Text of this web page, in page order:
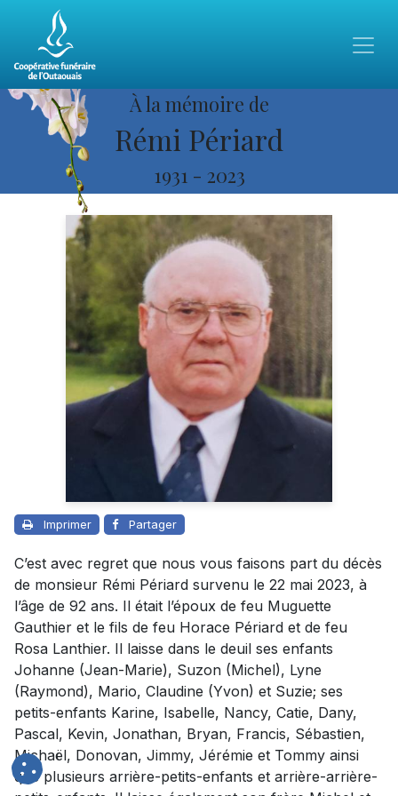
À la mémoire de
Rémi Périard
1931 - 2023
Imprimer Partager
C’est avec regret que nous vous faisons part du décès
de monsieur Rémi Périard survenu le 22 mai 2023, à
l’âge de 92 ans. Il était l’époux de feu Muguette
Gauthier et le fils de feu Horace Périard et de feu
Rosa Lanthier. Il laisse dans le deuil ses enfants
Johanne (Jean-Marie), Suzon (Michel), Lyne
(Raymond), Mario, Claudine (Yvon) et Suzie; ses
petits-enfants Karine, Isabelle, Nancy, Catie, Dany,
Pascal, Kevin, Jonathan, Bryan, Francis, Sébastien,
Michaël, Donovan, Jimmy, Jérémie et Tommy ainsi
que plusieurs arrière-petits-enfants et arrière-arrière-